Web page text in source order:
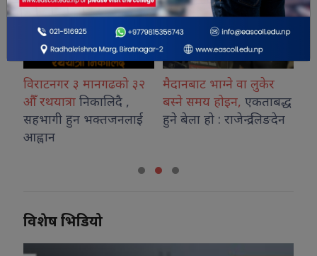
विराटनगर ३ मानगढको ३२
औँ रथयात्रा निकालिदै ,
सहभागी हुन भक्तजनलाई
आह्वान
मैदानबाट भाग्ने वा लुकेर
बस्ने समय होइन, एकताबद्ध
हुने बेला हो : राजेन्द्र लिङदेन
विशेष भिडियो